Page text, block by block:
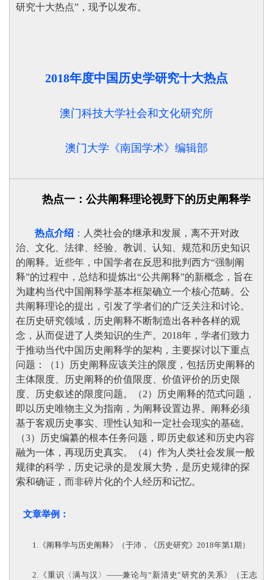
研究十大热点”，现予以发布。
2018年度中国历史学研究十大热点
澳门科技大学社会和文化研究所
澳门大学《南国学术》编辑部
热点一：公共阐释理论视野下的历史阐释学
热点介绍 ：
人类社会的继承和发展，离不开对政
治、文化、法律、经验、教训、认知、规范和历史知识
的阐释。近些年，中国学者在反思和批判西方“强制阐
释”的过程中，总结和提炼出“公共阐释”的新概念，旨在
为建构当代中国阐释学基本框架确立一个核心范畴。公
共阐释理论的提出，引发了学者们的广泛关注和讨论。
在历史研究领域，历史阐释不断制造出各种各样的观
念，从而促进了人类知识的生产。2018年，学者们致力
于推动当代中国历史阐释学的架构，主要探讨以下重点
问题：（1）历史阐释应该关注的限度，包括历史阐释的
主体限度、历史阐释的价值限度、价值评价的历史限
度、历史叙述的限度问题。（2）历史阐释的范式问题，
即以历史唯物主义为指南，为阐释设置边界。阐释必须
基于客观历史事实、理性认知和一定社会现实的基础。
（3）历史编纂的根本任务问题，即历史叙述和历史内容
融为一体，再现历史真实。（4）作为人类社会发展一般
规律的科学，历史记录的是发展大势，是历史规律的探
索和确证，而非碎片化的个人经历和记忆。
文章举例：
1.《阐释学与历史阐释》（于沛，《历史研究》2018年第1期）
2.《重识〈满与汉〉——兼论与“新清史”研究的关系》（王志